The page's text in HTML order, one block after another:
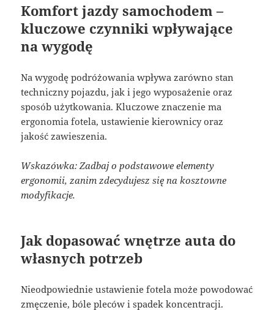
Komfort jazdy samochodem –
kluczowe czynniki wpływające
na wygodę
Na wygodę podróżowania wpływa zarówno stan
techniczny pojazdu, jak i jego wyposażenie oraz
sposób użytkowania. Kluczowe znaczenie ma
ergonomia fotela, ustawienie kierownicy oraz
jakość zawieszenia.
Wskazówka: Zadbaj o podstawowe elementy
ergonomii, zanim zdecydujesz się na kosztowne
modyfikacje.
Jak dopasować wnętrze auta do
własnych potrzeb
Nieodpowiednie ustawienie fotela może powodować
zmęczenie, bóle pleców i spadek koncentracji.